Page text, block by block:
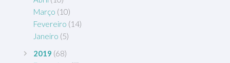
Março (10)
Fevereiro (14)
Janeiro (5)
2019 (68)